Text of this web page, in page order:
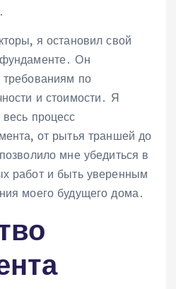
я остановил свой
Он
требованиям по
и стоимости․ Я
процесс
от рытья траншей до
мне убедиться в
работ и быть уверенным
моего будущего дома․